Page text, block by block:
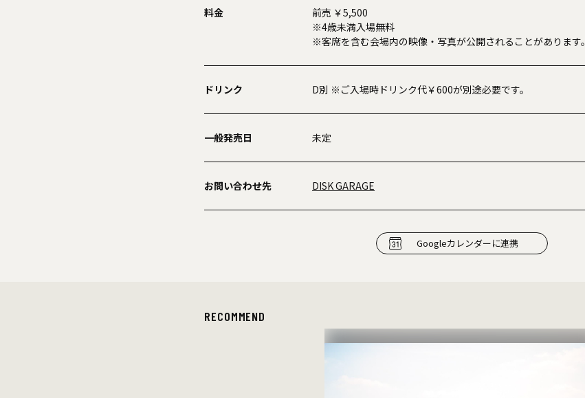
料金
前売 ￥5,500
※4歳未満⼊場無料
※客席を含む会場内の映像・写真が公開されることがあります。
ドリンク D別 ※ご入場時ドリンク代￥600が別途必要です。
一般発売日 未定
お問い合わせ先 DISK GARAGE
Googleカレンダーに連携
RECOMMEND